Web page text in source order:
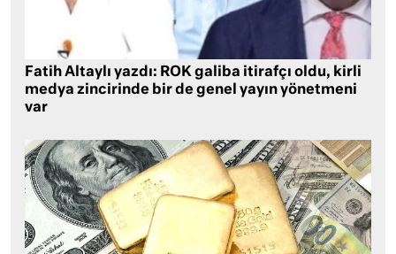
Fatih Altaylı yazdı: ROK galiba itirafçı oldu, kirli
medya zincirinde bir de genel yayın yönetmeni
var